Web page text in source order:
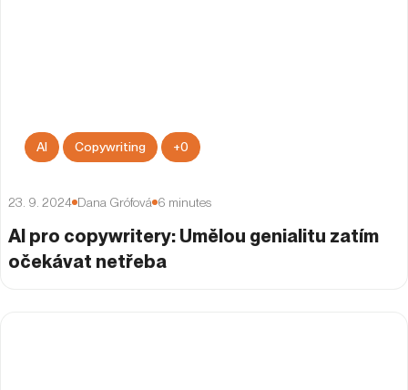
23. 9. 2024 Dana Grófová 6 minutes
AI pro copywritery: Umělou genialitu zatím
očekávat netřeba
AI Copywriting +0